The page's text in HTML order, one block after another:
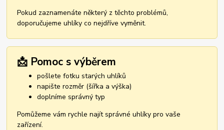
Pokud zaznamenáte některý z těchto problémů,
doporučujeme uhlíky co nejdříve vyměnit.
📩 Pomoc s výběrem
pošlete fotku starých uhlíků
napište rozměr (šířka a výška)
doplníme správný typ
Pomůžeme vám rychle najít správné uhlíky pro vaše
zařízení.